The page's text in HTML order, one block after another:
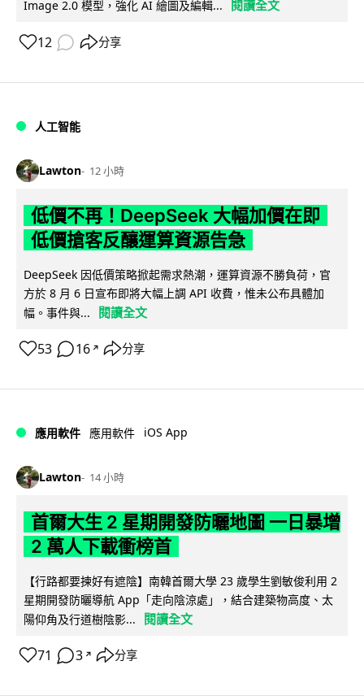
Image 2.0 模型，強化 AI 繪圖及編輯...
閱讀全文
12 分享
人工智能
Lawton 12 小時
低價不再！DeepSeek 大幅加價在即
低價搶客反釀運算資源告急
DeepSeek 因低價策略掀起需求熱潮，運算資源不勝負荷，官
方於 8 月 6 日宣布即將大幅上調 API 收費，惟未公布具體加
幅。事件與...
閱讀全文
53 16 ↗ 分享
應用軟件 應用軟件 iOS App
Lawton 14 小時
首爾大生 2 星期開發防曬地圖 一日暴增
2 萬人下載衝榜首
【行路都要揀好有遮陰】南韓首爾大學 23 歲學生劉敏俊利用 2
星期開發防曬導航 App「走向陰涼處」，結合建築物高度、太
陽仰角及行道樹陰影...
閱讀全文
71 3 ↗ 分享